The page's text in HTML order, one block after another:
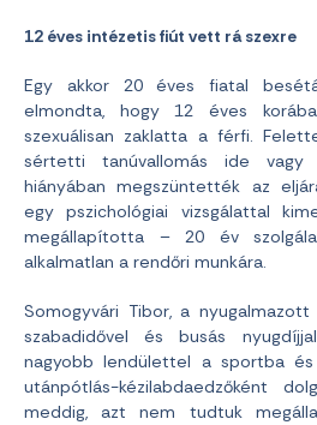
12 éves intézetis fiút vett rá szexre
Egy akkor 20 éves fiatal
elmondta, hogy 12 éves
szexuálisan zaklatta a férfi.
sértetti tanúvallomás ide vagy
hiányában megszüntették az
egy pszichológiai vizsgálattal
megállapította – 20 év
alkalmatlan a rendőri munkára.
Somogyvári Tibor, a
szabadidővel és busás
nagyobb lendülettel a sportba
utánpótlás-kézilabdaedzőként
meddig, azt nem tudtuk